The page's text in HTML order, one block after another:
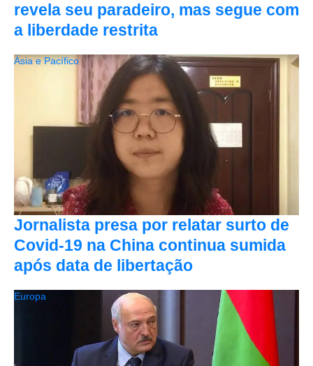
revela seu paradeiro, mas segue com
a liberdade restrita
Jornalista presa por relatar surto de
Covid-19 na China continua sumida
após data de libertação
Ásia e Pacífico
Europa